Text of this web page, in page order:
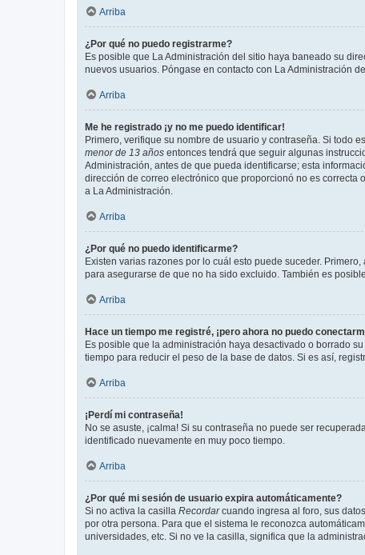
Arriba
¿Por qué no puedo registrarme?
Es posible que La Administración del sitio haya baneado su
nuevos usuarios. Póngase en contacto con La Administración
Arriba
Me he registrado ¡y no me puedo identificar!
Primero, verifique su nombre de usuario y contraseña. Si todo
menor de 13 años entonces tendrá que seguir algunas
Administración, antes de que pueda identificarse; esta
dirección de correo electrónico que proporcionó no es correcta
a La Administración.
Arriba
¿Por qué no puedo identificarme?
Existen varias razones por lo cuál esto puede suceder.
para asegurarse de que no ha sido excluido. También es
Arriba
Hace un tiempo me registré, ¡pero ahora no puedo
Es posible que la administración haya desactivado o borrado
tiempo para reducir el peso de la base de datos. Si es así,
Arriba
¡Perdí mi contraseña!
No se asuste, ¡calma! Si su contraseña no puede ser
identificado nuevamente en muy poco tiempo.
Arriba
¿Por qué mi sesión de usuario expira automáticamente?
Si no activa la casilla Recordarcuando ingresa al foro, sus
por otra persona. Para que el sistema le reconozca
universidades, etc. Si no ve la casilla, significa que la